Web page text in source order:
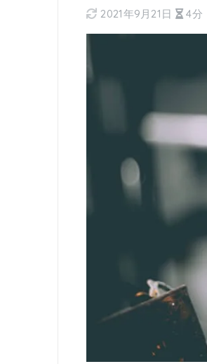
2021年9月21日 4分